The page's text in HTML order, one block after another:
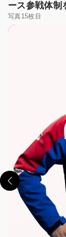
ース参戦体制
写真15枚目